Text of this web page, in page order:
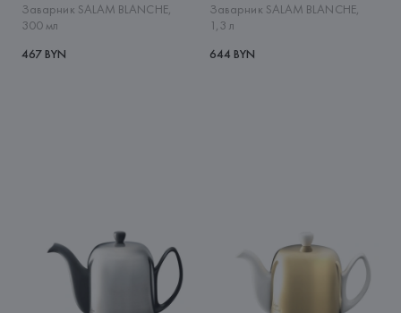
Заварник SALAM BLANCHE,
300 мл
467 BYN
Заварник SALAM BLANCHE,
1,3 л
644 BYN